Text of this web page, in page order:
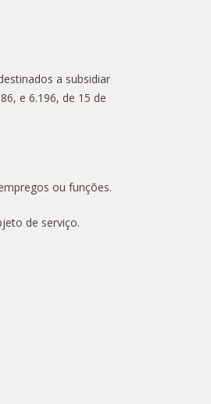
a subsidiar
e 6.196, de 15 de
ou funções.
de serviço.